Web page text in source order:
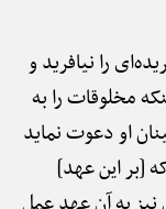
را نیافرید و
مخلوقات را به
او دعوت نماید
[بر این عهد]